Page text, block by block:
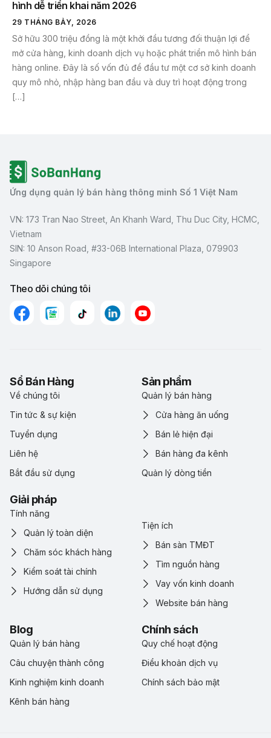
hình dễ triển khai năm 2026
29 THÁNG BẢY, 2026
Sở hữu 300 triệu đồng là một khởi đầu tương đối thuận lợi để
mở cửa hàng, kinh doanh dịch vụ hoặc phát triển mô hình bán
hàng online. Đây là số vốn đủ để đầu tư một cơ sở kinh doanh
quy mô nhỏ, nhập hàng ban đầu và duy trì hoạt động trong
[…]
Ứng dụng quản lý bán hàng thông minh Số 1 Việt Nam
VN: 173 Tran Nao Street, An Khanh Ward, Thu Duc City, HCMC,
Vietnam
SIN: 10 Anson Road, #33-06B International Plaza, 079903
Singapore
Theo dõi chúng tôi
Sổ Bán Hàng
Về chúng tôi
Tin tức & sự kiện
Tuyển dụng
Liên hệ
Bắt đầu sử dụng
Sản phẩm
Quản lý bán hàng
Cửa hàng ăn uống
Bán lẻ hiện đại
Bán hàng đa kênh
Quản lý dòng tiền
Giải pháp
Tính năng
Quản lý toàn diện
Chăm sóc khách hàng
Kiểm soát tài chính
Hướng dẫn sử dụng
Tiện ích
Bán sàn TMĐT
Tìm nguồn hàng
Vay vốn kinh doanh
Website bán hàng
Blog
Quản lý bán hàng
Câu chuyện thành công
Kinh nghiệm kinh doanh
Kênh bán hàng
Chính sách
Quy chế hoạt động
Điểu khoản dịch vụ
Chính sách bảo mật